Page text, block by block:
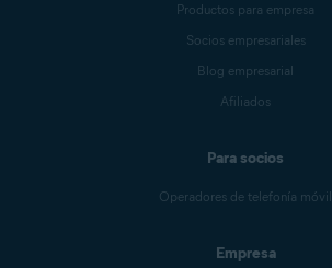
Productos para empresa
Socios empresariales
Blog empresarial
Afiliados
Para socios
Operadores de telefonía móvil
Empresa